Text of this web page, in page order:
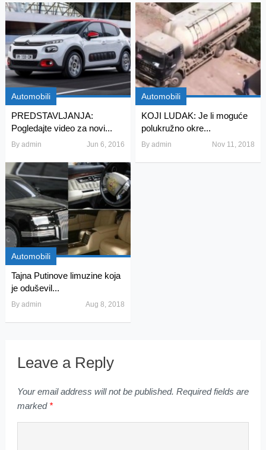
Automobili
PREDSTAVLJANJA:
Pogledajte video za novi...
By admin Jun 6, 2016
Automobili
KOJI LUDAK: Je li moguće
polukružno okre...
Byadmin Nov 11, 2018
Automobili
Tajna Putinove limuzine koja
je oduševil...
By admin Aug 8, 2018
Leave a Reply
Your email address will not be published. Required fields are
marked *